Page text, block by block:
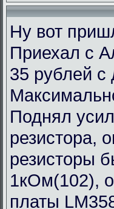
Ну вот
Приехал с
35 рублей с
Поднял
резистора,
резисторы
1кОм(102),
платы